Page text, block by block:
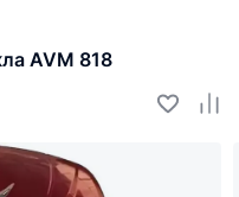
AVM 818